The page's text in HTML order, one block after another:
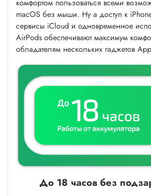
комфортом пользоваться всеми
macOS без мыши. Ну а доступ к
сервисы iCloud и одновременное
AirPods обеспечивают максимум
обладателям нескольких гаджетов
До 18 часов без